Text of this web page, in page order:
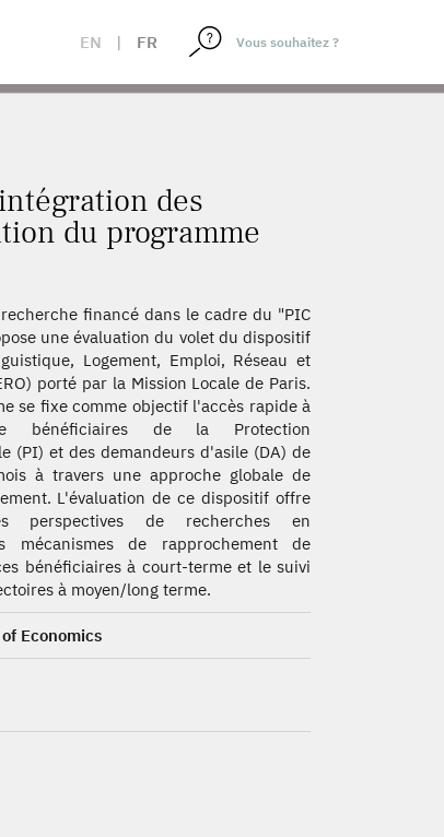
EN | FR
DU PROGRAMME ALLERO DE LA
des
du programme
financé dans le cadre du "PIC
une évaluation du volet du dispositif
Logement, Emploi, Réseau et
porté par la Mission Locale de Paris.
se fixe comme objectif l'accès rapide à
bénéficiaires de la Protection
(PI) et des demandeurs d'asile (DA) de
à travers une approche globale de
L'évaluation de ce dispositif offre
perspectives de recherches en
mécanismes de rapprochement de
bénéficiaires à court-terme et le suivi
à moyen/long terme.
Economics